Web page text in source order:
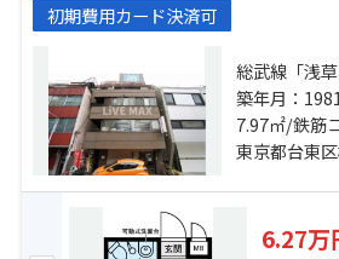
初期費用カード決済可
総武線「浅草橋
宿線「馬喰横山
線「馬喰町
築年月：
7.97㎡/鉄筋
東京都台東
6.27万